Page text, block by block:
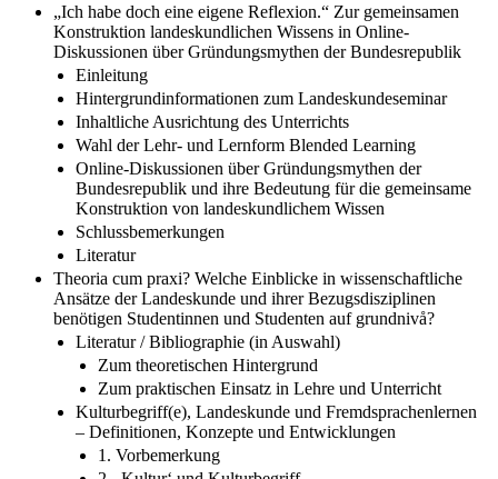
„Ich habe doch eine eigene Reflexion.“ Zur gemeinsamen
Konstruktion landeskundlichen Wissens in Online-
Diskussionen über Gründungsmythen der Bundesrepublik
Einleitung
Hintergrundinformationen zum Landeskundeseminar
Inhaltliche Ausrichtung des Unterrichts
Wahl der Lehr- und Lernform Blended Learning
Online-Diskussionen über Gründungsmythen der
Bundesrepublik und ihre Bedeutung für die gemeinsame
Konstruktion von landeskundlichem Wissen
Schlussbemerkungen
Literatur
Theoria cum praxi? Welche Einblicke in wissenschaftliche
Ansätze der Landeskunde und ihrer Bezugsdisziplinen
benötigen Studentinnen und Studenten auf grundnivå?
Literatur / Bibliographie (in Auswahl)
Zum theoretischen Hintergrund
Zum praktischen Einsatz in Lehre und Unterricht
Kulturbegriff(e), Landeskunde und Fremdsprachenlernen
– Definitionen, Konzepte und Entwicklungen
1. Vorbemerkung